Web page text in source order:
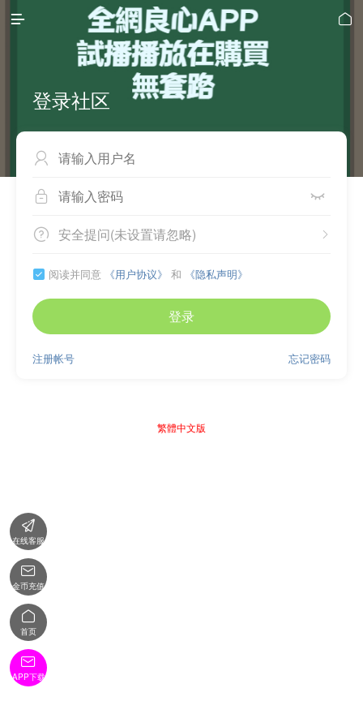
 
登录社区

 
 
安全提问(未设置请忽略)
 阅读并同意 《用户协议》 和 《隐私声明》
登录
忘记密码
注册帐号
繁體中文版

在线客服

金币充值

首页

APP下载